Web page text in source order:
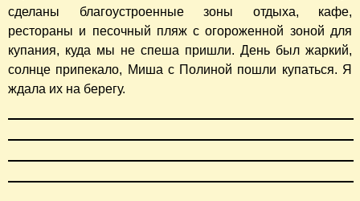
сделаны благоустроенные зоны отдыха, кафе,
рестораны и песочный пляж с огороженной зоной для
купания, куда мы не спеша пришли. День был жаркий,
солнце припекало, Миша с Полиной пошли купаться. Я
ждала их на берегу.